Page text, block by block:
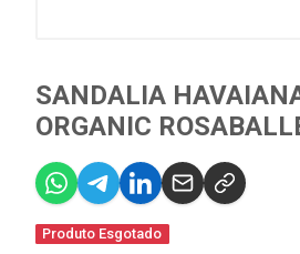
SANDALIA
ORGANIC
Produto Esgotado